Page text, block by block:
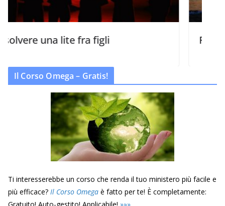
una lite fra figli Famiglia ti
Il Corso Omega – Gratis!
Ti interesserebbe un corso che renda il tuo ministero più facile e
più efficace? Il Corso Omega è fatto per te! È completamente:
Gratuito! Auto-gestito! Applicabile! »»»